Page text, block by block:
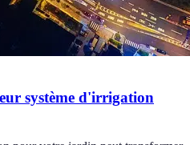
système d'irrigation